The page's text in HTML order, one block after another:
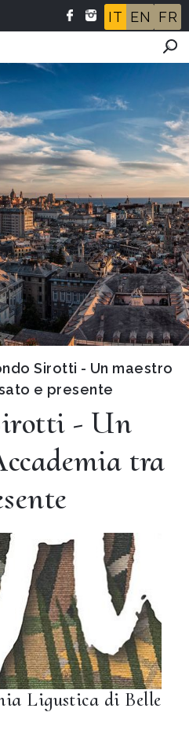
IT EN FR
Sirotti - Un maestro
e presente
- Un
tra
Ligustica di Belle